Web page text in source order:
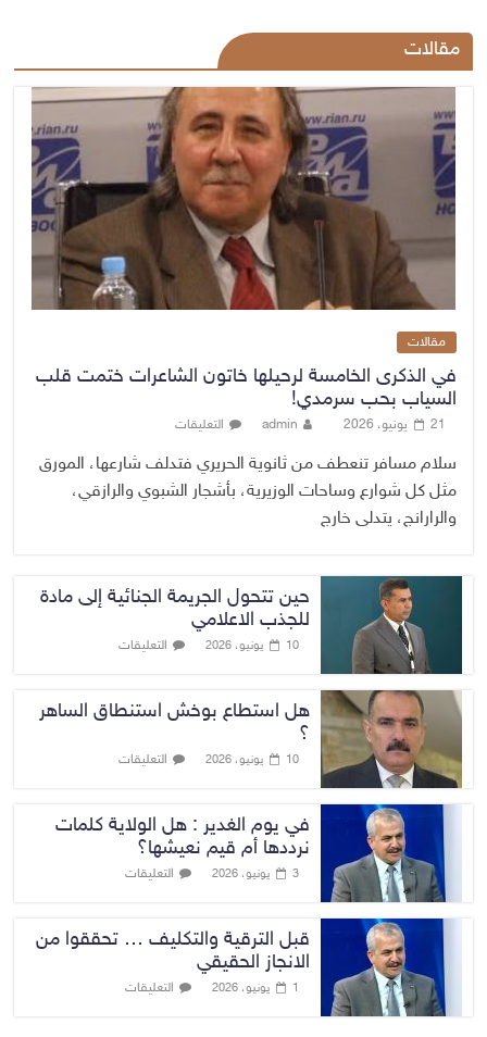
مقالات
مقالات
في الذكرى الخامسة لرحيلها خاتون الشاعرات ختمت قلب
السياب بحب سرمدي!
21 يونيو، 2026 admin التعليقات
سلام مسافر تنعطف من ثانوية الحريري فتدلف شارعها، المورق
مثل كل شوارع وساحات الوزيرية، بأشجار الشبوي والرازقي،
والرارانج، يتدلى خارج
حين تتحول الجريمة الجنائية إلى مادة
للجذب الاعلامي
10 يونيو، 2026 التعليقات
هل استطاع بوخش استنطاق الساهر
؟
10 يونيو، 2026 التعليقات
في يوم الغدير : هل الولاية كلمات
نرددها أم قيم نعيشها؟
3 يونيو، 2026 التعليقات
قبل الترقية والتكليف … تحققوا من
الانجاز الحقيقي
1 يونيو، 2026 التعليقات